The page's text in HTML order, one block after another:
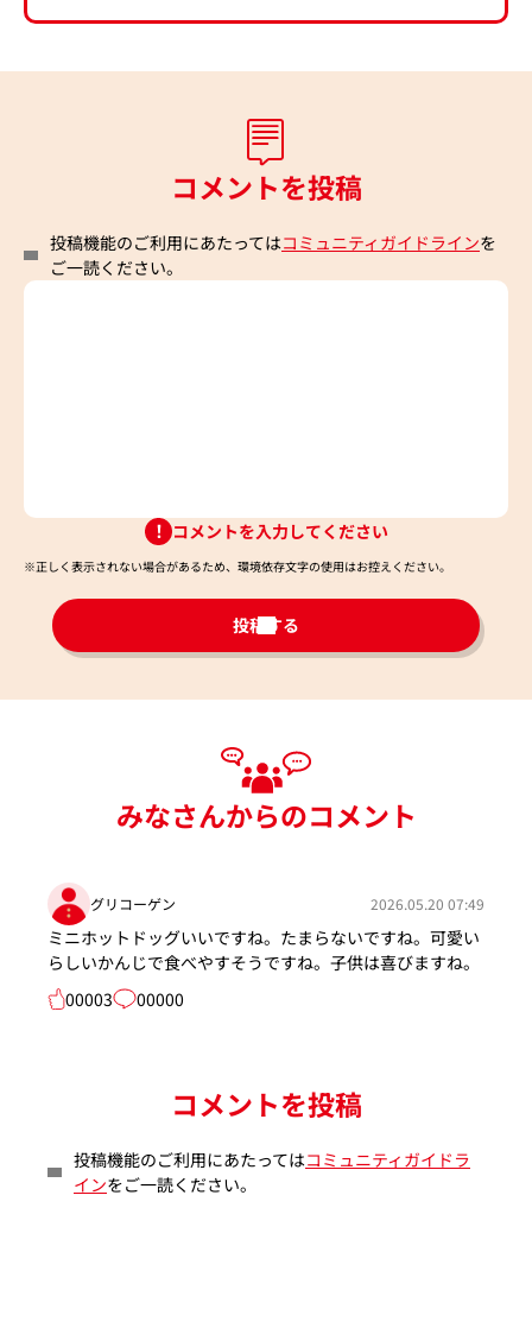
コメントを投稿
投稿機能のご利用にあたってはコミュニティガイドラインを
ご一読ください。
コメントを入力してください
※正しく表示されない場合があるため、環境依存文字の使用はお控えください。​
投稿する
みなさんからのコメント
グリコーゲン 2026.05.20 07:49
ミニホットドッグいいですね。たまらないですね。可愛い
らしいかんじで食べやすそうですね。子供は喜びますね。
00003
00000
コメントを投稿
投稿機能のご利用にあたってはコミュニティガイドラ
インをご一読ください。